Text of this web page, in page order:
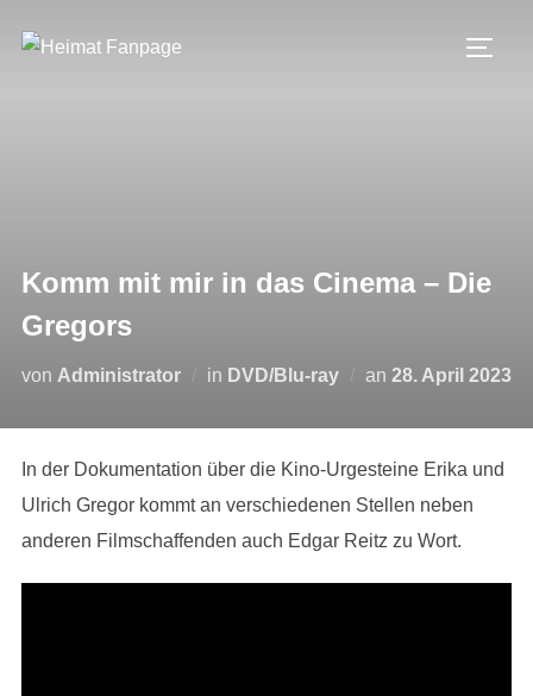
Inhalt
Komm mit mir in das Cinema – Die
Gregors
von Administrator in DVD/Blu-ray an Veröffentlicht
28. April 2023
In der Dokumentation über die Kino-Urgesteine Erika und
Ulrich Gregor kommt an verschiedenen Stellen neben
anderen Filmschaffenden auch Edgar Reitz zu Wort.